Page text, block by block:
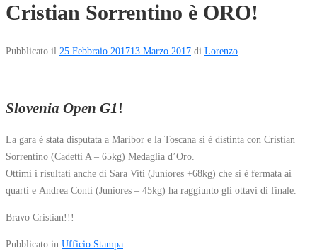
Cristian Sorrentino è ORO!
Pubblicato il 25 Febbraio 201713 Marzo 2017 di Lorenzo
Slovenia Open G1!
La gara è stata disputata a Maribor e la Toscana si è distinta con Cristian
Sorrentino (Cadetti A – 65kg) Medaglia d’Oro.
Ottimi i risultati anche di Sara Viti (Juniores +68kg) che si è fermata ai
quarti e Andrea Conti (Juniores – 45kg) ha raggiunto gli ottavi di finale.
Bravo Cristian!!!
Pubblicato in Ufficio Stampa